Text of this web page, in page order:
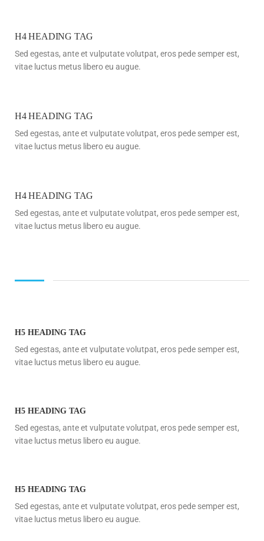
H4 HEADING TAG
Sed egestas, ante et vulputate volutpat, eros pede semper est,
vitae luctus metus libero eu augue.
H4 HEADING TAG
Sed egestas, ante et vulputate volutpat, eros pede semper est,
vitae luctus metus libero eu augue.
H4 HEADING TAG
Sed egestas, ante et vulputate volutpat, eros pede semper est,
vitae luctus metus libero eu augue.
H5 HEADING TAG
Sed egestas, ante et vulputate volutpat, eros pede semper est,
vitae luctus metus libero eu augue.
H5 HEADING TAG
Sed egestas, ante et vulputate volutpat, eros pede semper est,
vitae luctus metus libero eu augue.
H5 HEADING TAG
Sed egestas, ante et vulputate volutpat, eros pede semper est,
vitae luctus metus libero eu augue.